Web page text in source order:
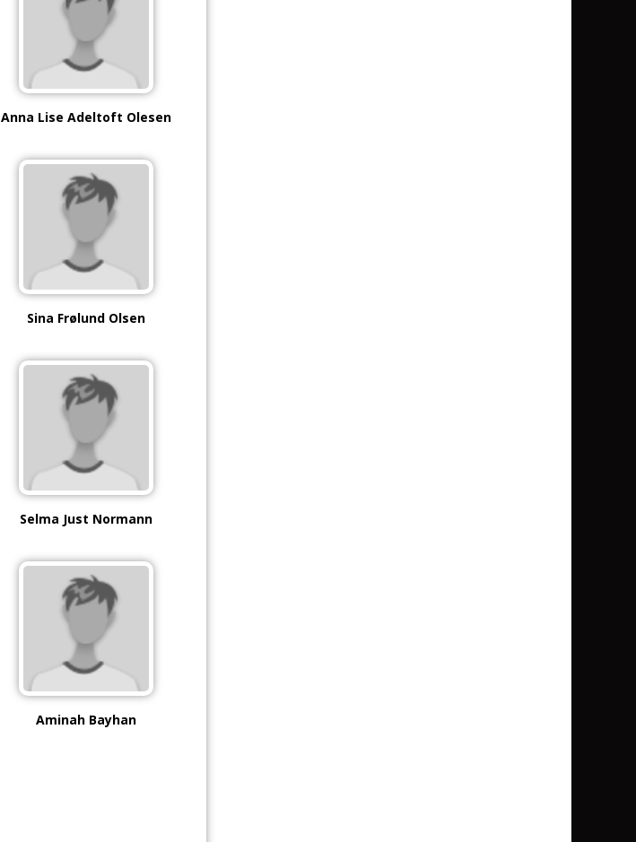
Anna Lise Adeltoft Olesen
Sina Frølund Olsen
Selma Just Normann
Aminah Bayhan